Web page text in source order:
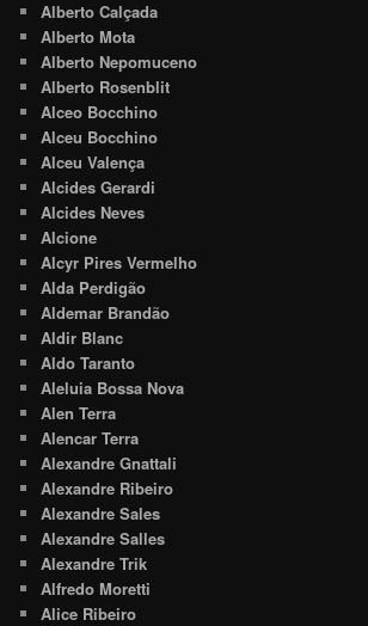
Alberto Calçada
Alberto Mota
Alberto Nepomuceno
Alberto Rosenblit
Alceo Bocchino
Alceu Bocchino
Alceu Valença
Alcides Gerardi
Alcides Neves
Alcione
Alcyr Pires Vermelho
Alda Perdigão
Aldemar Brandão
Aldir Blanc
Aldo Taranto
Aleluia Bossa Nova
Alen Terra
Alencar Terra
Alexandre Gnattali
Alexandre Ribeiro
Alexandre Sales
Alexandre Salles
Alexandre Trik
Alfredo Moretti
Alice Ribeiro